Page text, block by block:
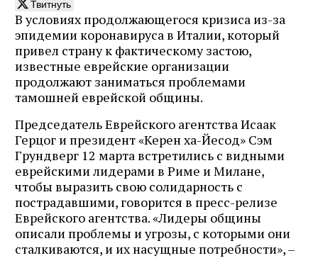
Твитнуть
В условиях продолжающегося кризиса из-за
эпидемии коронавируса в Италии, который
привел страну к фактическому застою,
известные еврейские организации
продолжают заниматься проблемами
тамошней еврейской общины.
Председатель Еврейского агентства Исаак
Герцог и президент «Керен ха-Йесод» Сэм
Грундверг 12 марта встретились с видными
еврейскими лидерами в Риме и Милане,
чтобы выразить свою солидарность с
пострадавшими, говорится в пресс-релизе
Еврейского агентства. «Лидеры общины
описали проблемы и угрозы, с которыми они
сталкиваются, и их насущные потребности», –